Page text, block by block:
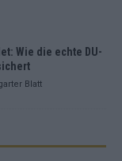
Wie die echte DU-
Blatt